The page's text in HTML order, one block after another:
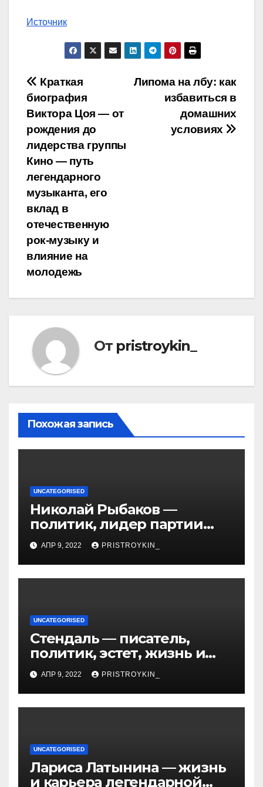
Источник
Навигация
по
записям
Липома на лбу: как
избавиться в
домашних
условиях
Краткая
биография
Виктора Цоя — от
рождения до
лидерства группы
Кино — путь
легендарного
музыканта, его
вклад в
отечественную
рок-музыку и
влияние на
молодежь
От pristroykin_
Похожая запись
UNCATEGORISED
Николай Рыбаков —
политик, лидер партии
Яблоко и его биография
АПР 9, 2022 PRISTROYKIN_
UNCATEGORISED
Стендаль — писатель,
политик, эстет, жизнь и
творчество одного из
величайших литературных
гении XIX века
АПР 9, 2022 PRISTROYKIN_
UNCATEGORISED
Лариса Латынина — жизнь
и карьера легендарной